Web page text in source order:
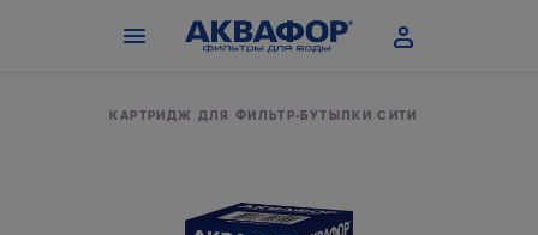
КАРТРИДЖ ДЛЯ ФИЛЬТР-БУТЫЛКИ СИТИ